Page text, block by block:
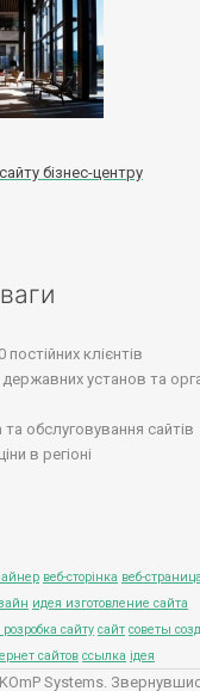
бізнес-центру
клієнтів
установ та
обслуговування сайтів
в регіоні
веб-сторінка веб-страница
идея изготовление сайта
сайту сайт советы
сайтов ссылка ідея
Systems.